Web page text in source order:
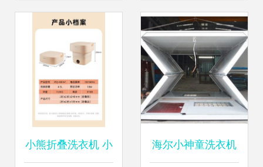
品吗？#海尔云溪
洗衣机给出正确方
案
革命
小熊折叠洗衣机 小 海尔小神童洗衣机